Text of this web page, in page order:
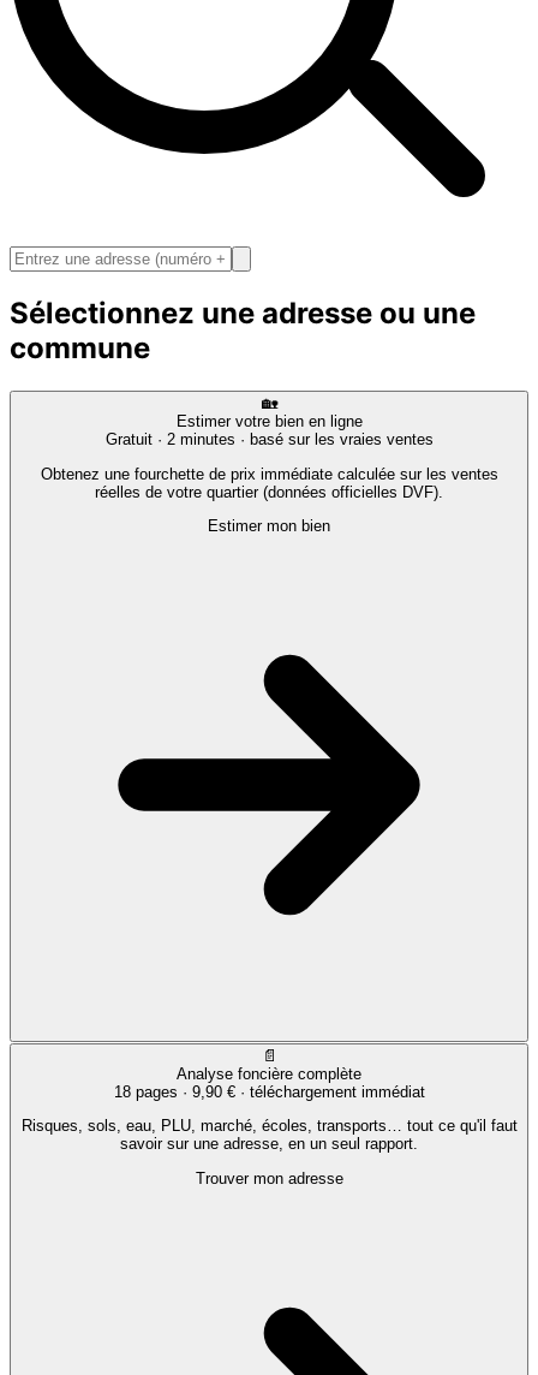
Sélectionnez une adresse ou une
commune
🏡
Estimer votre bien en ligne
Gratuit · 2 minutes · basé sur les vraies ventes
Obtenez une fourchette de prix immédiate calculée sur les ventes
réelles de votre quartier (données officielles DVF).
Estimer mon bien
📄
Analyse foncière complète
18 pages · 9,90 €· téléchargement immédiat
Risques, sols, eau, PLU, marché, écoles, transports… tout ce qu'il faut
savoir sur une adresse, en un seul rapport.
Trouver mon adresse